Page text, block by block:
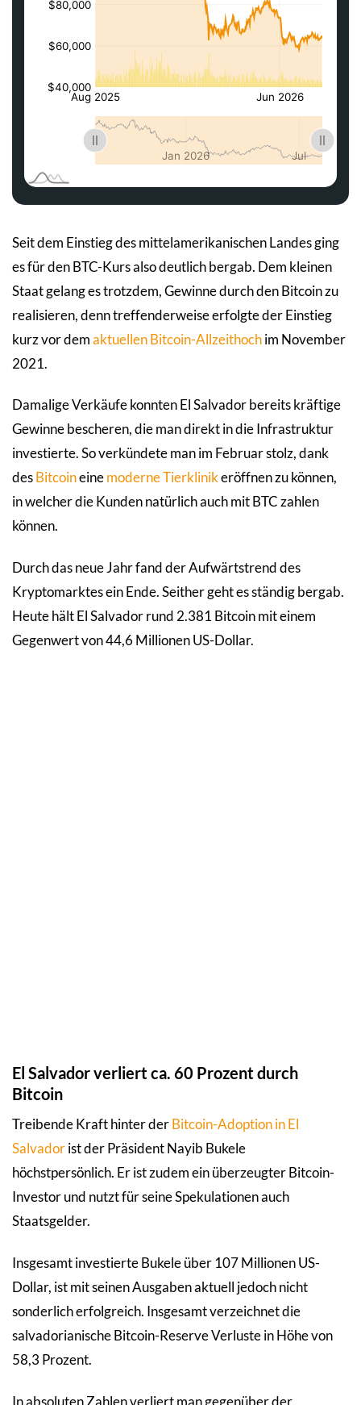
Seit dem Einstieg des mittelamerikanischen Landes ging
es für den BTC-Kurs also deutlich bergab. Dem kleinen
Staat gelang es trotzdem, Gewinne durch den Bitcoin zu
realisieren, denn treffenderweise erfolgte der Einstieg
kurz vor demaktuellen Bitcoin-Allzeithochim November
2021.
Damalige Verkäufe konnten El Salvador bereits kräftige
Gewinne bescheren, die man direkt in die Infrastruktur
investierte. So verkündete man im Februar stolz, dank
desBitcoineinemoderne Tierklinikeröffnen zu können,
in welcher die Kunden natürlich auch mit BTC zahlen
können.
Durch das neue Jahr fand der Aufwärtstrend des
Kryptomarktes ein Ende. Seither geht es ständig bergab.
Heute hält El Salvador rund 2.381 Bitcoin mit einem
Gegenwert von 44,6 Millionen US-Dollar.
El Salvador verliert ca. 60 Prozent durch
Bitcoin
Treibende Kraft hinter derBitcoin-Adoption in El
Salvadorist der Präsident Nayib Bukele
höchstpersönlich. Er ist zudem ein überzeugter Bitcoin-
Investor und nutzt für seine Spekulationen auch
Staatsgelder.
Insgesamt investierte Bukele über 107 Millionen US-
Dollar, ist mit seinen Ausgaben aktuell jedoch nicht
sonderlich erfolgreich. Insgesamt verzeichnet die
salvadorianische Bitcoin-Reserve Verluste in Höhe von
58,3 Prozent.
In absoluten Zahlen verliert man gegenüber der